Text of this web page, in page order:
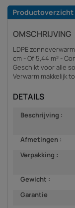
Productoverzicht
OMSCHRIJVING
LDPE
cm - Of 5,44 m² -
Geschikt voor alle
Verwarm makkelijk
DETAILS
Beschrijving :
Afmetingen :
Verpakking :
Gewicht :
Garantie